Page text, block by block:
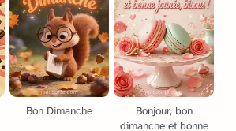
Bon Dimanche
Bonjour, bon
dimanche et bonne